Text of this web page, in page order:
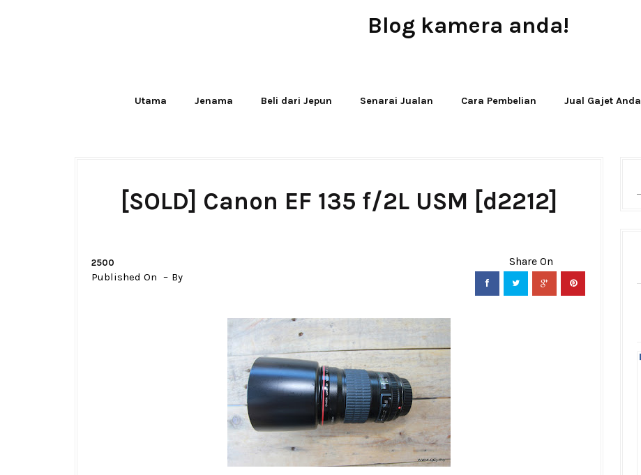
Blog kamera anda!
Utama Jenama Beli dari Jepun Senarai Jualan Cara Pembelian Jual Gajet Anda
[SOLD] Canon EF 135 f/2L USM [d2212]
2500
Published On By